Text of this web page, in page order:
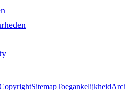
CopyrightSitemapToegankelijkheid